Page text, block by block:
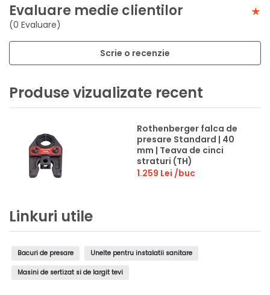
Evaluare medie clientilor
(0 Evaluare)
Scrie o recenzie
Produse vizualizate recent
Rothenberger falca de
presare Standard | 40
mm | Teava de cinci
straturi (TH)
1.259 Lei /buc
Linkuri utile
Bacuri de presare Unelte pentru instalatii sanitare
Masini de sertizat si de largit tevi